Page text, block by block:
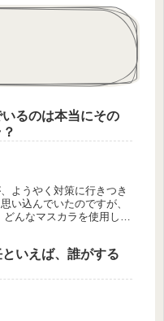
るのは本当にその
ようやく対策に行きつき
い込んでいたのですが、
んなマスカラを使用して
いえば、誰がする